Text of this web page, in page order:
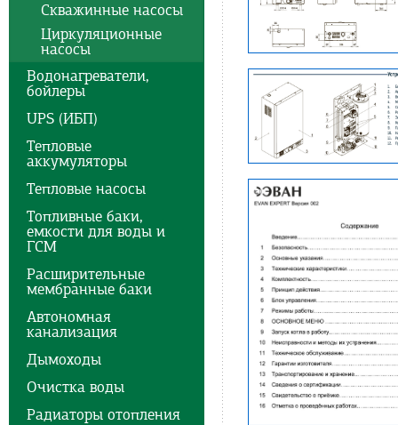
Скважинные насосы
Циркуляционные
насосы
Водонагреватели,
бойлеры
UPS (ИБП)
Тепловые
аккумуляторы
Тепловые насосы
Топливные баки,
емкости для воды и
ГСМ
Расширительные
мембранные баки
Автономная
канализация
Дымоходы
Очистка воды
Радиаторы отопления